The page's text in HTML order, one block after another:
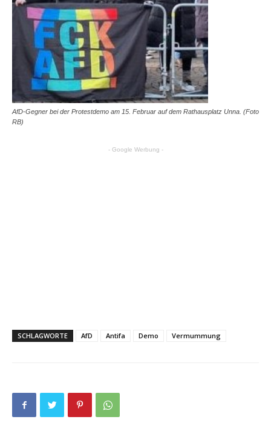
AfD-Gegner bei der Protestdemo am 15. Februar auf dem Rathausplatz Unna. (Foto
RB)
- Google Werbung -
SCHLAGWORTE AfD Antifa Demo Vermummung